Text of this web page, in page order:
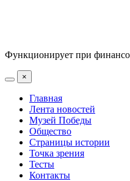
Функционирует при
×
Главная
Лента новостей
Музей Победы
Общество
Страницы истории
Точка зрения
Тесты
Контакты